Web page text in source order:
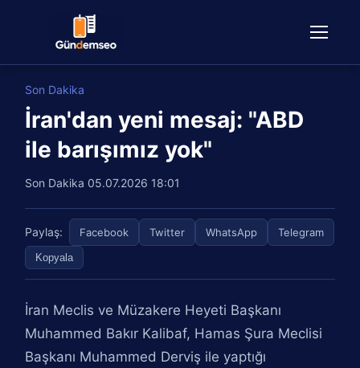
Son Dakika
İran'dan yeni mesaj: "ABD
ile barışımız yok"
Son Dakika 05.07.2026 18:01
Paylaş: Facebook Twitter WhatsApp Telegram
Kopyala
İran Meclis ve Müzakere Heyeti Başkanı
Muhammed Bakır Kalibaf, Hamas Şura Meclisi
Başkanı Muhammed Derviş ile yaptığı